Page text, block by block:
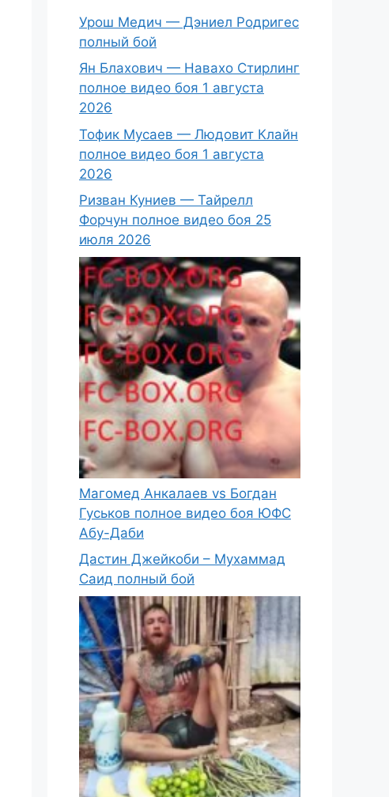
Урош Медич — Дэниел Родригес
полный бой
Ян Блахович — Навахо Стирлинг
полное видео боя 1 августа
2026
Тофик Мусаев — Людовит Клайн
полное видео боя 1 августа
2026
Ризван Куниев — Тайрелл
Форчун полное видео боя 25
июля 2026
Магомед Анкалаев vs Богдан
Гуськов полное видео боя ЮФС
Абу-Даби
Дастин Джейкоби – Мухаммад
Саид полный бой